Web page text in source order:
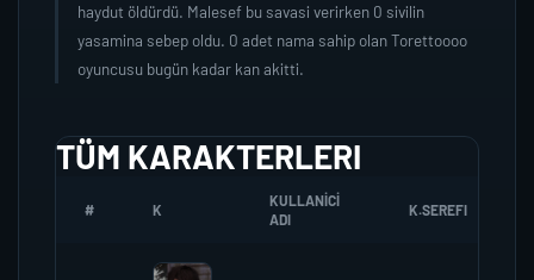
haydut öldürdü. Malesef bu savasi verirken 0 sivilin
yasamina sebep oldu. 0 adet nama sahip olan Torettoooo
oyuncusu bugün kadar kan akitti.
TÜM KARAKTERLERI
# K
KULLANICI
ADI
K.SEREFI